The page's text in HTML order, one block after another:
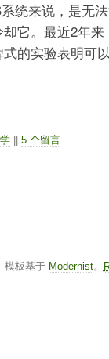
统来说，是无
它。最近2年
的实验表明可
|| 5 个留言
模板基于 Modernist。